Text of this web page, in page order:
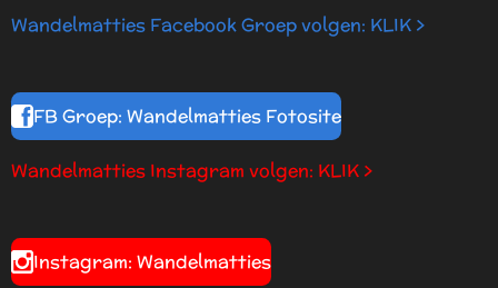
Wandelmatties Facebook Groep volgen: KLIK >
FB Groep: Wandelmatties Fotosite
Wandelmatties Instagram volgen: KLIK >
Instagram: Wandelmatties